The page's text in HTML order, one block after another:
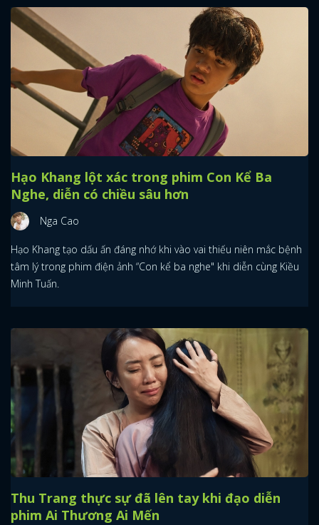
Hạo Khang lột xác trong phim Con Kể Ba
Nghe, diễn có chiều sâu hơn
Nga Cao
Hạo Khang tạo dấu ấn đáng nhớ khi vào vai thiếu niên mắc bệnh
tâm lý trong phim điện ảnh “Con kể ba nghe" khi diễn cùng Kiều
Minh Tuấn.
Thu Trang thực sự đã lên tay khi đạo diễn
phim Ai Thương Ai Mến